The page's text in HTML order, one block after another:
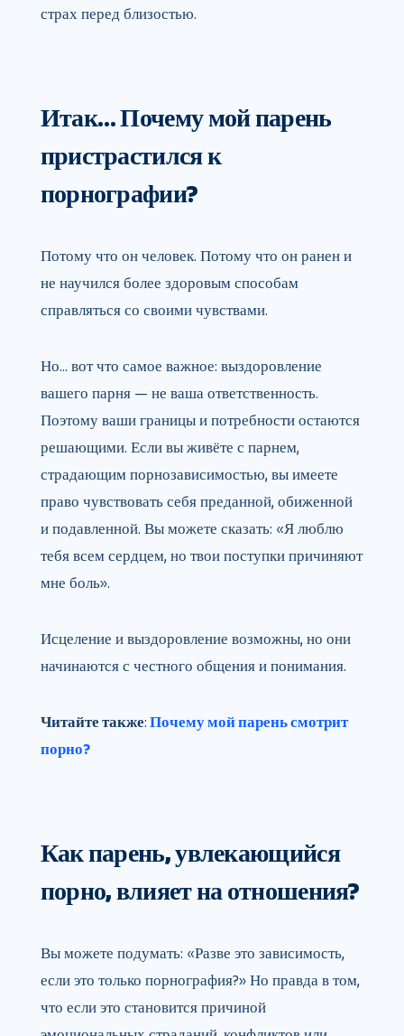
страх перед близостью.
Итак… Почему мой парень
пристрастился к
порнографии?
Потому что он человек. Потому что он ранен и
не научился более здоровым способам
справляться со своими чувствами.
Но… вот что самое важное: выздоровление
вашего парня — не ваша ответственность.
Поэтому ваши границы и потребности остаются
решающими. Если вы живёте с парнем,
страдающим порнозависимостью, вы имеете
право чувствовать себя преданной, обиженной
и подавленной. Вы можете сказать: «Я люблю
тебя всем сердцем, но твои поступки причиняют
мне боль».
Исцеление и выздоровление возможны, но они
начинаются с честного общения и понимания.
Читайте также: Почему мой парень смотрит
порно?
Как парень, увлекающийся
порно, влияет на отношения?
Вы можете подумать: «Разве это зависимость,
если это только порнография?» Но правда в том,
что если это становится причиной